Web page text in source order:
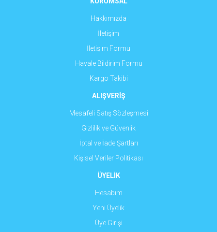
Gönder
Hakkımızda
İletişim
İletişim Formu
Havale Bildirim Formu
Kargo Takibi
ALIŞVERİŞ
Mesafeli Satış Sözleşmesi
Gizlilik ve Güvenlik
İptal ve İade Şartları
Kişisel Veriler Politikası
ÜYELİK
Hesabım
Yeni Üyelik
Üye Girişi